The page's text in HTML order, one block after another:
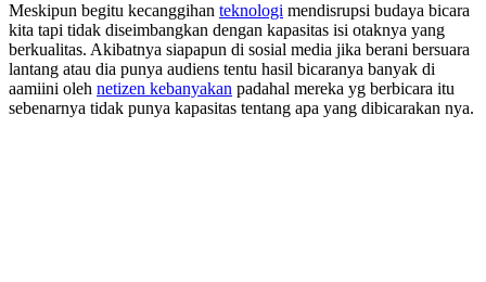
Meskipun begitu kecanggihan teknologi mendisrupsi budaya bicara
kita tapi tidak diseimbangkan dengan kapasitas isi otaknya yang
berkualitas. Akibatnya siapapun di sosial media jika berani bersuara
lantang atau dia punya audiens tentu hasil bicaranya banyak di
aamiini oleh netizen kebanyakan padahal mereka yg berbicara itu
sebenarnya tidak punya kapasitas tentang apa yang dibicarakan nya.